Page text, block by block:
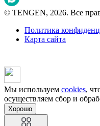
© TENGEN, 2026. Все
Политика
Карта сайта
Мы используем cookies,
осуществляем сбор и
Хорошо